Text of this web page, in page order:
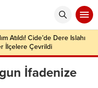
Atıldı! Cide’de Dere Islahı
İlçelere Çevrildi
İfadenize